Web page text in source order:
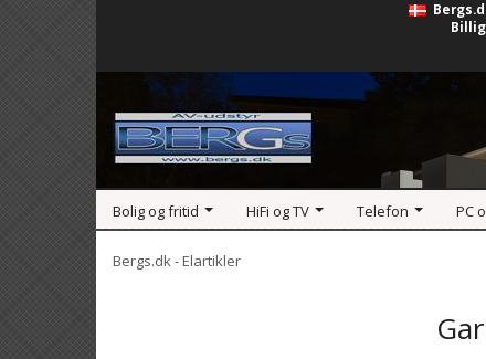
Billig
Bolig og fritid HiFi og TV Telefon PC
Bergs.dk - Elartikler